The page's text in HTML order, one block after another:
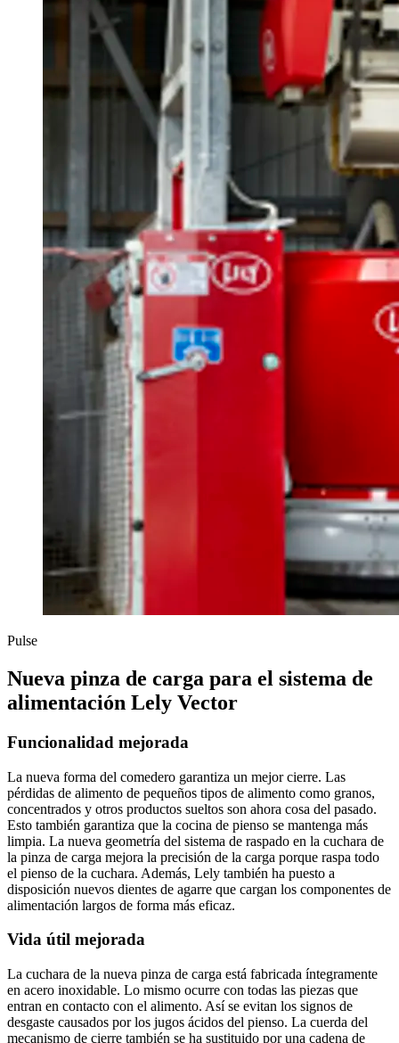
Pulse
Nueva pinza de carga para el sistema de
alimentación Lely Vector
Funcionalidad mejorada
La nueva forma del comedero garantiza un mejor cierre. Las
pérdidas de alimento de pequeños tipos de alimento como granos,
concentrados y otros productos sueltos son ahora cosa del pasado.
Esto también garantiza que la cocina de pienso se mantenga más
limpia. La nueva geometría del sistema de raspado en la cuchara de
la pinza de carga mejora la precisión de la carga porque raspa todo
el pienso de la cuchara. Además, Lely también ha puesto a
disposición nuevos dientes de agarre que cargan los componentes de
alimentación largos de forma más eficaz.
Vida útil mejorada
La cuchara de la nueva pinza de carga está fabricada íntegramente
en acero inoxidable. Lo mismo ocurre con todas las piezas que
entran en contacto con el alimento. Así se evitan los signos de
desgaste causados por los jugos ácidos del pienso. La cuerda del
mecanismo de cierre también se ha sustituido por una cadena de